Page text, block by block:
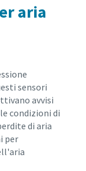
aria
sensori
avvisi
condizioni di
di aria
per